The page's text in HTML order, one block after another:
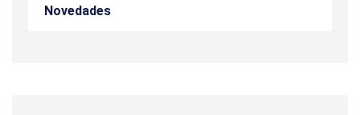
Novedades